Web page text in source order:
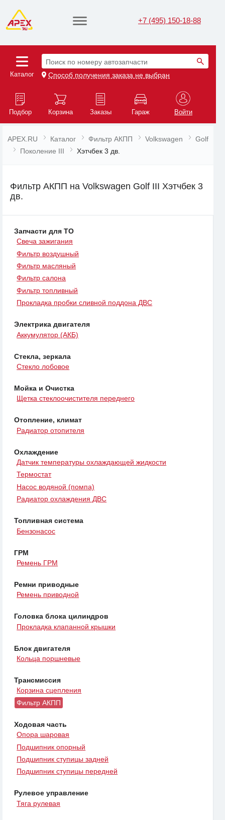
+7 (495) 150-18-88
Каталог
Поиск по номеру автозапчасти
Способ получения заказа не выбран
Подбор Корзина Заказы Гараж Войти
APEX.RU Каталог Фильтр АКПП Volkswagen
Golf
Поколение III
Хэтчбек 3 дв.
Фильтр АКПП на Volkswagen Golf III Хэтчбек 3
дв.
Запчасти для ТО
Свеча зажигания
Фильтр воздушный
Фильтр масляный
Фильтр салона
Фильтр топливный
Прокладка пробки сливной поддона ДВС
Электрика двигателя
Аккумулятор (АКБ)
Стекла, зеркала
Стекло лобовое
Мойка и Очистка
Щетка стеклоочистителя переднего
Отопление, климат
Радиатор отопителя
Охлаждение
Датчик температуры охлаждающей жидкости
Термостат
Насос водяной (помпа)
Радиатор охлаждения ДВС
Топливная система
Бензонасос
ГРМ
Ремень ГРМ
Ремни приводные
Ремень приводной
Головка блока цилиндров
Прокладка клапанной крышки
Блок двигателя
Кольца поршневые
Трансмиссия
Корзина сцепления
Фильтр АКПП
Ходовая часть
Опора шаровая
Подшипник опорный
Подшипник ступицы задней
Подшипник ступицы передней
Рулевое управление
Тяга рулевая